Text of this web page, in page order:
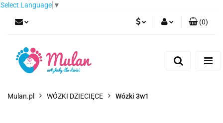
Select Language ▼
(0)
Mulan.pl WÓZKI DZIECIĘCE Wózki 3w1